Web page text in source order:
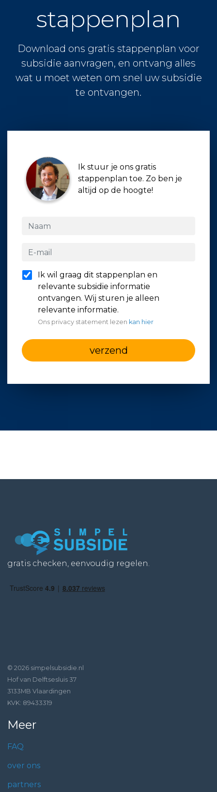
stappenplan
Download ons gratis stappenplan voor
subsidie aanvragen, en ontvang alles
wat u moet weten om snel uw subsidie
te ontvangen.
Ik stuur je ons gratis
stappenplan toe. Zo ben je
altijd op de hoogte!
Ik wil graag dit stappenplan en
relevante subsidie informatie
ontvangen. Wij sturen je alleen
relevante informatie.
Ons privacy statement lezen kan hier
verzend
gratis checken, eenvoudig regelen.
© 2026 simpelsubsidie.nl
Hof van Delftsesluis 37
3133MB Vlaardingen
KVK: 89433319
Meer
FAQ
over ons
partners